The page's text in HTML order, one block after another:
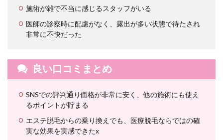
流れ
7.1
📩
は
LINE
でご
7.2
付・
カウ
施術が雑で不当に感じるスタッフがいる
医師の診察時に配慮がなく、露出が多い状態で待たされ
非常に不快だった
良い口コミまとめ
SNSでの評判通り価格が非常に安く、他の施術にも使え
るポイントが貯まる
エステ脱毛からの乗り換えでも、医療脱毛ならではの確
実な効果を実感できたx